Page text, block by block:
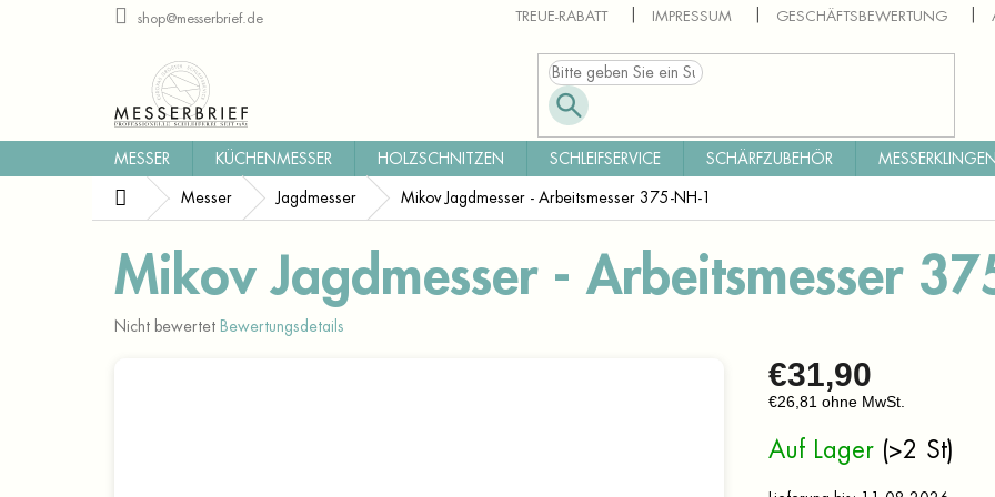
shop@messerbrief.de TREUE-RABATT IMPRESSUM GESCHÄFTSBEWERTUNG
MESSER KÜCHENMESSER HOLZSCHNITZEN SCHLEIFSERVICE SCHÄRFZUBEHÖR
StartseiteMesser Jagdmesser Mikov Jagdmesser - Arbeitsmesser 375-NH-1
Mikov Jagdmesser - Arbeitsmesser
Die
Nicht bewertet Bewertungsdetails
€31,90
€26,81 ohne MwSt.
Auf Lager (>2 St)